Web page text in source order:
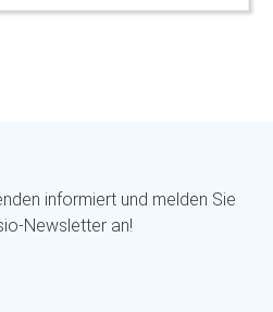
informiert und melden Sie
Newsletter an!